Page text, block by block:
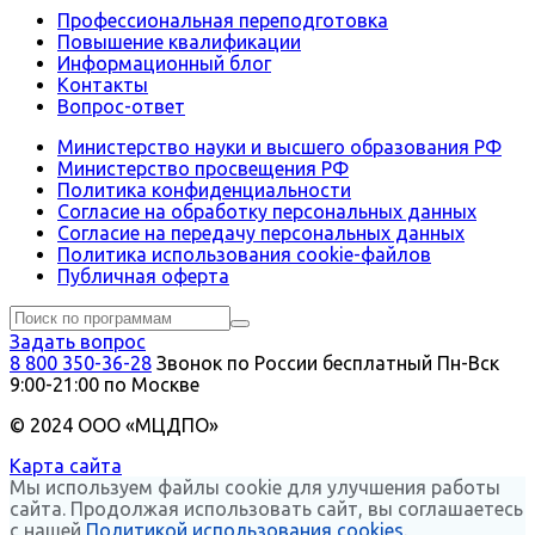
Профессиональная переподготовка
Повышение квалификации
Информационный блог
Контакты
Вопрос-ответ
Министерство науки и высшего образования РФ
Министерство просвещения РФ
Политика конфиденциальности
Согласие на обработку персональных данных
Согласие на передачу персональных данных
Политика использования сookie-файлов
Публичная оферта
Задать вопрос
8 800 350-36-28 Звонок по России бесплатный Пн-Вск
9:00-21:00 по Москве
© 2024 ООО «МЦДПО»
Карта сайта
Мы используем файлы cookie для улучшения работы
сайта. Продолжая использовать сайт, вы соглашаетесь
с нашей Политикой использования cookies.